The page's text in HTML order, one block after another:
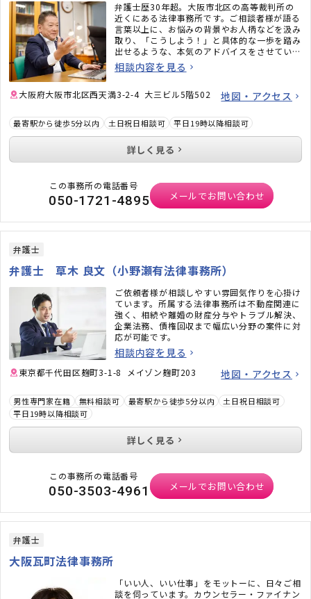
弁護士歴30年超。大阪市北区の高等裁判所の
近くにある法律事務所です。ご相談者様が語る
言葉以上に、お悩みの背景やお人柄などを汲み
取り、「こうしよう！」と具体的な一歩を踏み
出せるような、本気のアドバイスをさせていた
だきます。一人で悩んでいるだけでは問題は解
決できません。オンライン面談も可能ですの
相談内容を見る
大阪府大阪市北区西天満3-2-4 大三ビル5階502 地図・アクセス
最寄駅から徒歩5分以内 土日祝日相談可 平日19時以降相談可
詳しく見る
この事務所の電話番号
050-1721-4895 メールでお問い合わせ
弁護士
弁護士 草木 良文（小野瀬有法律事務所）
ご依頼者様が相談しやすい雰囲気作りを心掛け
ています。所属する法律事務所は不動産関連に
強く、相続や離婚の財産分与やトラブル解決、
企業法務、債権回収まで幅広い分野の案件に対
応が可能です。
相談内容を見る
東京都千代田区麹町3-1-8 メイゾン麹町203 地図・アクセス
男性専門家在籍 無料相談可 最寄駅から徒歩5分以内
土日祝日相談可
平日19時以降相談可
詳しく見る
この事務所の電話番号
050-3503-4961 メールでお問い合わせ
弁護士
大阪瓦町法律事務所
「いい人、いい仕事」をモットーに、日々ご相
談を伺っています。カウンセラー・ファイナン